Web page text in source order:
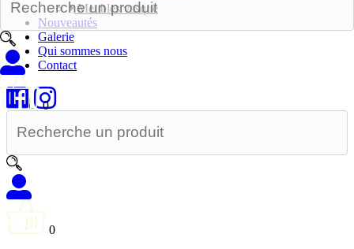
0
Meubles vasque
Nouveautés
Galerie
Qui sommes nous
Contact
|
0